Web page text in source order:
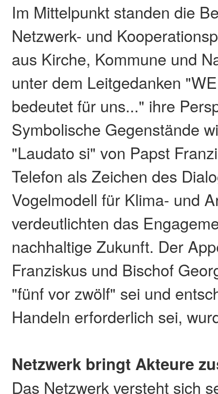
Im Mittelpunkt standen die
Netzwerk- und
aus Kirche, Kommune und
unter dem Leitgedanken
bedeutet für uns..." ihre
Symbolische Gegenstände
"Laudato si" von Papst
Telefon als Zeichen des
Vogelmodell für Klima- und
verdeutlichten das
nachhaltige Zukunft. Der
Franziskus und Bischof
"fünf vor zwölf" sei und
Handeln erforderlich sei,
Netzwerk bringt Akteure
Das Netzwerk versteht sich